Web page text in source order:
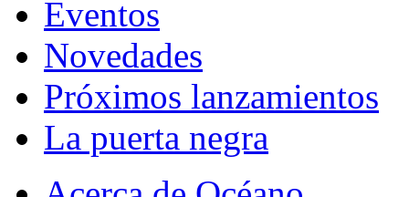
Eventos
Novedades
Próximos lanzamientos
La puerta negra